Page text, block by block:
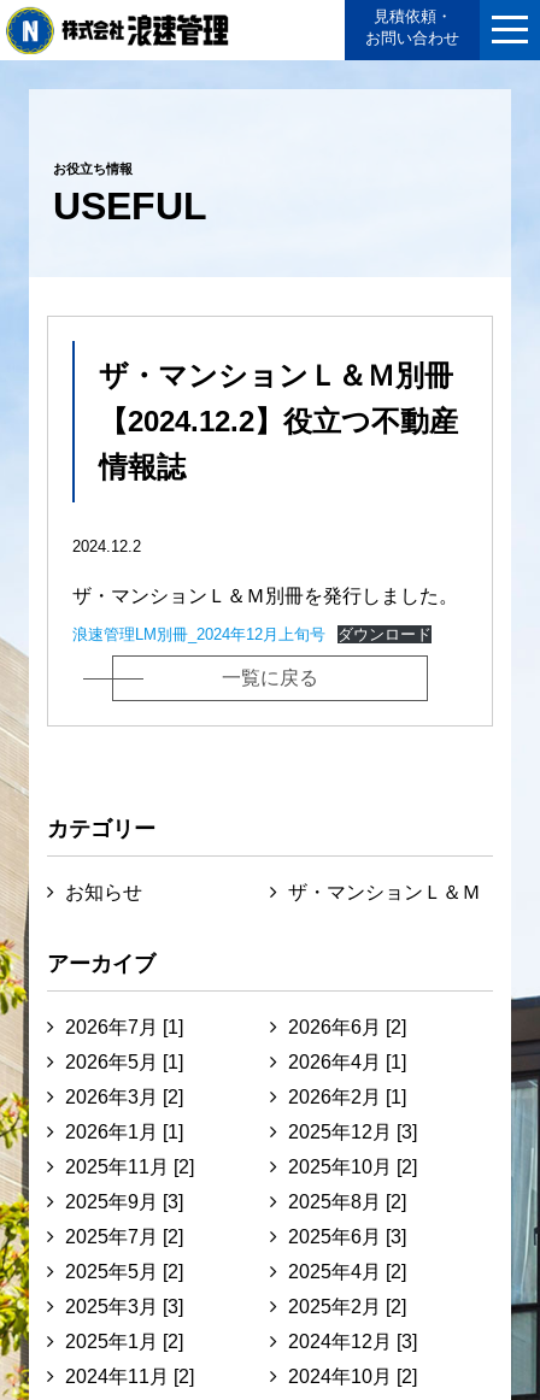
見積依頼・
お問い合わせ
お役立ち情報
USEFUL
ザ・マンションＬ＆Ｍ別冊
【2024.12.2】役立つ不動産
情報誌
2024.12.2
ザ・マンションＬ＆Ｍ別冊を発行しました。
浪速管理LM別冊_2024年12月上旬号 ダウンロード
一覧に戻る
カテゴリー
お知らせ ザ・マンションＬ＆Ｍ
アーカイブ
2026年7月 [1]
2026年6月 [2]
2026年5月 [1]
2026年4月 [1]
2026年3月 [2]
2026年2月 [1]
2026年1月 [1]
2025年12月 [3]
2025年11月 [2]
2025年10月 [2]
2025年9月 [3]
2025年8月 [2]
2025年7月 [2]
2025年6月 [3]
2025年5月 [2]
2025年4月 [2]
2025年3月 [3]
2025年2月 [2]
2025年1月 [2]
2024年12月 [3]
2024年11月 [2]
2024年10月 [2]